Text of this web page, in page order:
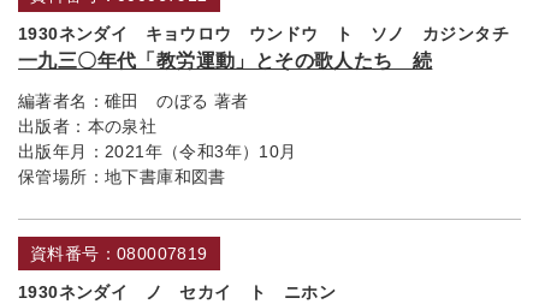
1930ネンダイ キョウロウ ウンドウ ト ソノ カジンタチ
一九三〇年代「教労運動」とその歌人たち 続
編著者名： 碓田 のぼる 著者
出版者： 本の泉社
出版年月： 2021年（令和3年）10月
保管場所： 地下書庫和図書
資料番号：080007819
1930ネンダイ ノ セカイ ト ニホン